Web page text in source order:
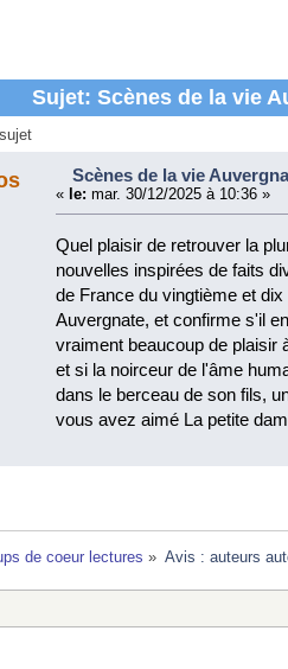
Sujet: Scènes de la vie
Scènes de la vie
« le: mar. 30/12/2025 à 10:36 »
Quel plaisir de retrouver la
nouvelles inspirées de faits
de France du vingtième et
Auvergnate, et confirme s'il
vraiment beaucoup de plaisir
et si la noirceur de l'âme
dans le berceau de son fils,
vous avez aimé La petite
de coeur lectures » Avis : auteurs